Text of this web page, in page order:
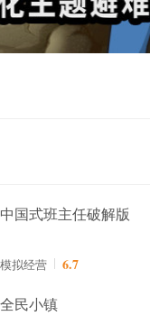
中国式班主任破解版
模拟经营 6.7
全民小镇